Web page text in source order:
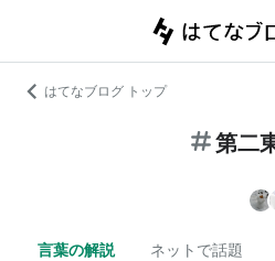
はてなブログ トップ
第二
言葉の解説 ネットで話題